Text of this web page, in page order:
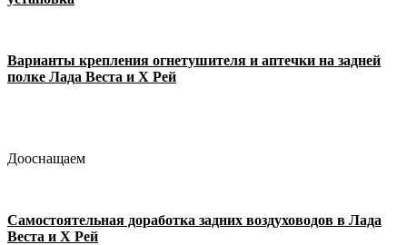
Варианты крепления огнетушителя и аптечки на задней
полке Лада Веста и Х Рей
Дооснащаем
Самостоятельная доработка задних воздуховодов в Лада
Веста и Х Рей